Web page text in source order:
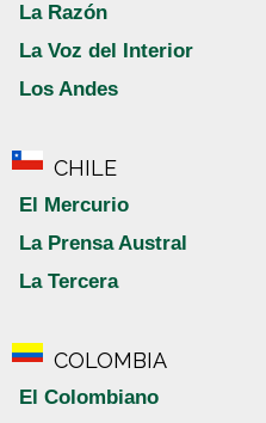
La Razón
La Voz del Interior
Los Andes
CHILE
El Mercurio
La Prensa Austral
La Tercera
COLOMBIA
El Colombiano